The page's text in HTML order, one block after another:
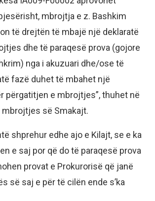
mbrojtja e z. Bashkim
të drejtën të mbajë një deklaratë
dhe të paraqesë prova (gojore
nga i akuzuari dhe/ose të
fazë duhet të mbahet një
përgatitjen e mbrojtjes”, thuhet në
së Smakajt.
shprehur edhe ajo e Kilajt, se e ka
e saj por që do të paraqesë prova
provat e Prokurorisë që janë
së saj e për të cilën ende s’ka